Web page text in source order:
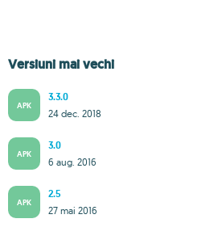
Versiuni mai vechi
APK
3.3.0
24 dec. 2018
APK
3.0
6 aug. 2016
APK
2.5
27 mai 2016